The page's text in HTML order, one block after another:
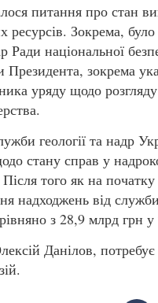
питання про стан
ресурсів. Зокрема,
Ради національної
Президента, зокрема
уряду щодо
геології та надр
стану справ у
Після того як на
надходжень від
з 28,9 млрд грн
Данілов,